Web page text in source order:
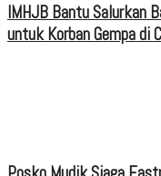
IMHJB Bantu Salurkan
untuk Korban Gempa di